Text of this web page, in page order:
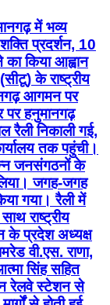
में भव्य
प्रदर्शन, 10
किया आह्वान
के राष्ट्रीय
आगमन पर
पर हनुमानगढ़
रैली निकाली गई,
तक पहुंची।
जनसंगठनों के
जगह-जगह
गया। रैली में
राष्ट्रीय
के प्रदेश अध्यक्ष
वी.एस. राणा,
सिंह सहित
रेलवे स्टेशन से